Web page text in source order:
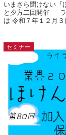
いまさら聞けない
と夕方二回開催
は 令和７年１２
セミナー